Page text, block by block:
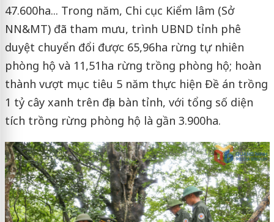
47.600ha... Trong năm, Chi cục Kiểm lâm (Sở
NN&MT) đã tham mưu, trình UBND tỉnh phê
duyệt chuyển đổi được 65,96ha rừng tự nhiên
phòng hộ và 11,51ha rừng trồng phòng hộ; hoàn
thành vượt mục tiêu 5 năm thực hiện Đề án trồng
1 tỷ cây xanh trên địa bàn tỉnh, với tổng số diện
tích trồng rừng phòng hộ là gần 3.900ha.